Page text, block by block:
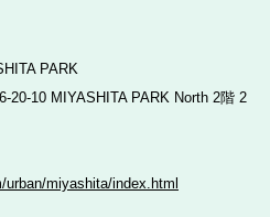
PARK
20-10 MIYASHITA PARK North 2階 2
miyashita/index.html